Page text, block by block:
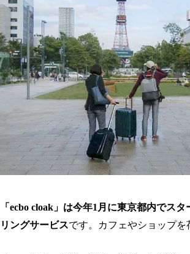
「ecbo cloak」は今年1月に東京都内でス
リングサービスです。カフェやショップを